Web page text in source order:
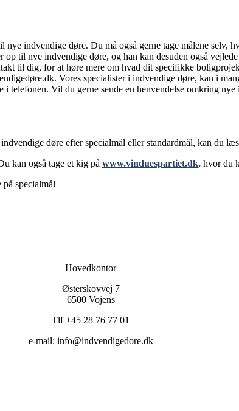
indvendige døre. Du må også gerne tage målene selv,
til nye indvendige døre, og han kan desuden også
til dig, for at høre mere om hvad dit specifikke
Vores specialister i indvendige døre, kan i
Vil du gerne sende en henvendelse omkring
døre efter specialmål eller standardmål, kan du
kan også tage et kig på www.vinduespartiet.dk, hvor du
Hovedkontor
Østerskovvej 7
6500 Vojens
Tlf +45 28 76 77 01
e-mail: info@indvendigedore.dk